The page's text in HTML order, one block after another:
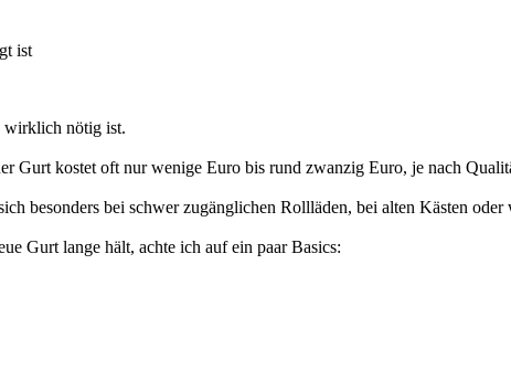
ist
wirklich nötig ist.
Gurt kostet oft nur wenige Euro bis rund zwanzig Euro, je nach
besonders bei schwer zugänglichen Rollläden, bei alten Kästen
Gurt lange hält, achte ich auf ein paar Basics: